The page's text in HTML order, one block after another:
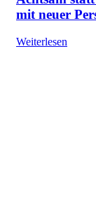
mit neuer
Weiterlesen